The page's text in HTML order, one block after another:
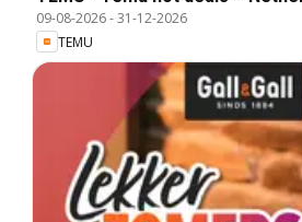
09-08-2026-31-12-2026
TEMU